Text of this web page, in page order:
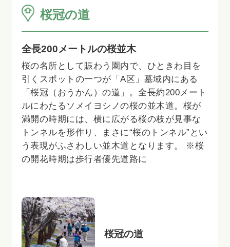
桜冠の道
全長200メートルの桜並木
桜の名所として賑わう園内で、ひときわ目を
引くスポットの一つが「A区」墓域内にある
「桜冠（おうかん）の道」。全長約200メート
ルにわたるソメイヨシノの桜の並木道。桜が
満開の時期には、横に広がる桜の枝が見事な
トンネルを形作り、まさに“桜のトンネル”とい
う表現がふさわしい並木道となります。 ※桜
の開花時期は歩行者優先道路に
桜冠の道